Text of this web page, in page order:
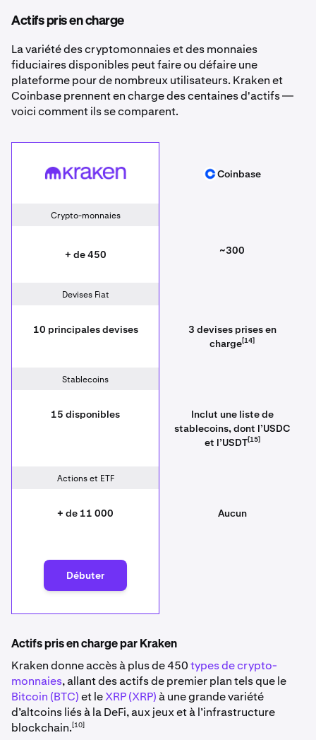
Actifs pris en charge
La variété des cryptomonnaies et des monnaies
fiduciaires disponibles peut faire ou défaire une
plateforme pour de nombreux utilisateurs. Kraken et
Coinbase prennent en charge des centaines d'actifs —
voici comment ils se comparent.
Kraken Coinbase
Coinbase
Crypto-monnaies
+ de 450 ~300
Devises Fiat
10 principales devises
3 devises prises en
charge[14]
Stablecoins
15 disponibles
Inclut une liste de
stablecoins, dont l’USDC
et l’USDT[15]
Actions et ETF
+ de 11 000 Aucun
Débuter
Actifs pris en charge par Kraken
Kraken donne accès à plus de 450types de crypto-
monnaies, allant des actifs de premier plan tels que le
Bitcoin (BTC)et leXRP (XRP)à une grande variété
d’altcoins liés à la DeFi, aux jeux et à l’infrastructure
blockchain.[10]